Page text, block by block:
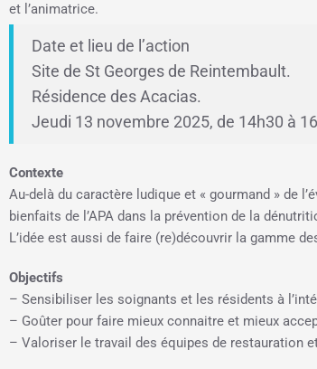
et l’animatrice.
Date et lieu de l’action
Site de St Georges de Reintembault.
Résidence des Acacias.
Jeudi 13 novembre 2025, de 14h30 à
Contexte
Au-delà du caractère ludique et « gourmand » de
bienfaits de l’APA dans la prévention de la
L’idée est aussi de faire (re)découvrir la gamme
Objectifs
– Sensibiliser les soignants et les résidents à
– Goûter pour faire mieux connaitre et mieux
– Valoriser le travail des équipes de restauration